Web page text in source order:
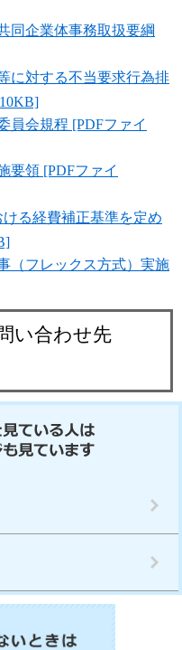
同企業体事務取扱要綱
に対する不当要求行為排
員会規程 [PDFファイ
要領 [PDFファイ
る経費補正基準を定め
（フレックス方式）実施
い合わせ先